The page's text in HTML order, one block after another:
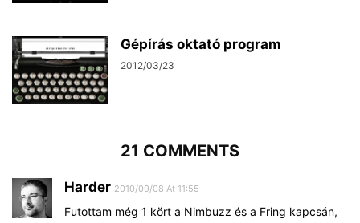
Gépírás oktató program
2012/03/23
21 COMMENTS
Harder 2010/09/08 At 11:55
Futottam még 1 kört a Nimbuzz és a Fring kapcsán,